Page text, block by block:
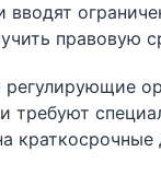
правовую
требуют